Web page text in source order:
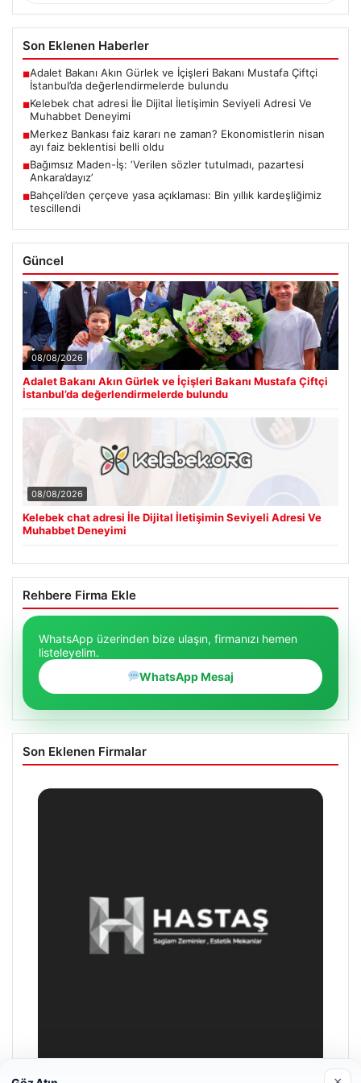
Son Eklenen Haberler
■Adalet Bakanı Akın Gürlek ve İçişleri Bakanı Mustafa Çiftçi
İstanbul’da değerlendirmelerde bulundu
■Kelebek chat adresi İle Dijital İletişimin Seviyeli Adresi Ve
Muhabbet Deneyimi
■Merkez Bankası faiz kararı ne zaman? Ekonomistlerin nisan
ayı faiz beklentisi belli oldu
■Bağımsız Maden-İş: ‘Verilen sözler tutulmadı, pazartesi
Ankara’dayız’
■Bahçeli’den çerçeve yasa açıklaması: Bin yıllık kardeşliğimiz
tescillendi
Güncel
08/08/2026
Adalet Bakanı Akın Gürlek ve İçişleri Bakanı Mustafa Çiftçi
İstanbul’da değerlendirmelerde bulundu
08/08/2026
Kelebek chat adresi İle Dijital İletişimin Seviyeli Adresi Ve
Muhabbet Deneyimi
Rehbere Firma Ekle
WhatsApp üzerinden bize ulaşın, firmanızı hemen
listeleyelim.
WhatsApp Mesaj
Son Eklenen Firmalar